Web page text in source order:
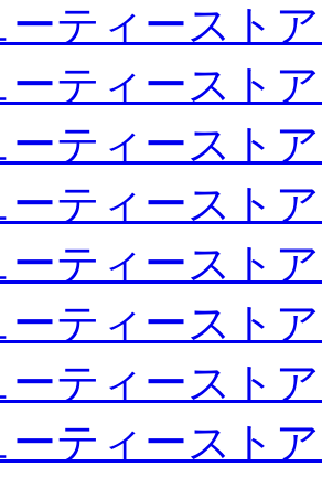
ーティースト
ーティースト
ーティースト
ーティースト
ーティースト
ーティースト
ーティースト
ーティースト